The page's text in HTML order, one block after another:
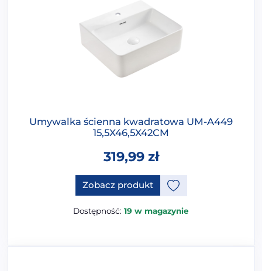
Umywalka ścienna kwadratowa UM-A449
15,5X46,5X42CM
319,99 zł
Zobacz produktTen produkt ma opcje, które
Dostępność: 19 w magazynie